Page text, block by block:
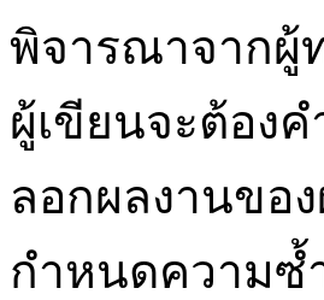
พิจารณาจากผู้
ผู้เขียนจะต้อง
ลอกผลงานขอ
กำหนดความซ้